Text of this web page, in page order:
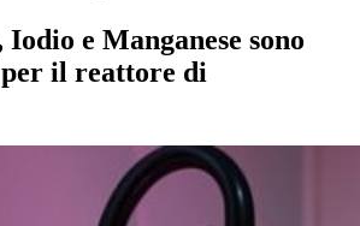
e Manganese sono
il reattore di